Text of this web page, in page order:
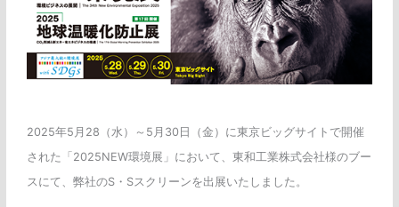
2025年5月28（水）～5月30日（金）に東京ビッグサイトで開催
された「2025NEW環境展」において、東和工業株式会社様のブー
スにて、弊社のS・Sスクリーンを出展いたしました。